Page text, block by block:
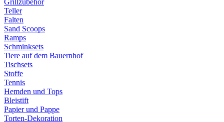
Grillzubehör
Teller
Falten
Sand Scoops
Ramps
Schminksets
Tiere auf dem Bauernhof
Tischsets
Stoffe
Tennis
Hemden und Tops
Bleistift
Papier und Pappe
Torten-Dekoration